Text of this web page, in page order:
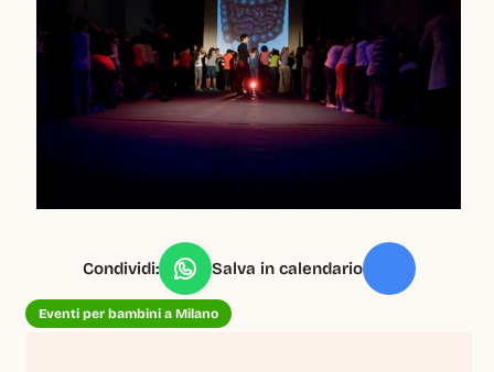
Condividi: Salva in calendario
Eventi per bambini a Milano